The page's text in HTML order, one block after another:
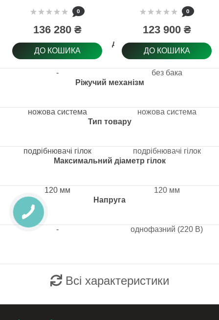
Контейнер для збору
Ріжучий механізм
Тип товару
Максимальний діаметр гілок
Напруга
0
136 280 ₴
ДО КОШИКА
-
ножова система
подрібнювачі гілок
120 мм
-
0
123 900 ₴
ДО КОШИКА
без бака
ножова система
подрібнювачі гілок
120 мм
однофазний (220 В)
Всі характеристики